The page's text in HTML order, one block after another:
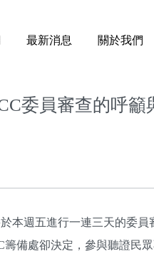
最新消息 關於我們
委員審查的呼籲
本週五進行一連三天的委
備處卻決定，參與聽證民